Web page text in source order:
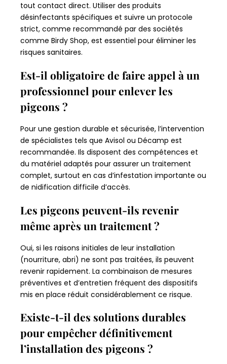
tout contact direct. Utiliser des produits
désinfectants spécifiques et suivre un protocole
strict, comme recommandé par des sociétés
comme Birdy Shop, est essentiel pour éliminer les
risques sanitaires.
Est-il obligatoire de faire appel à un
professionnel pour enlever les
pigeons ?
Pour une gestion durable et sécurisée, l’intervention
de spécialistes tels que Avisol ou Décamp est
recommandée. Ils disposent des compétences et
du matériel adaptés pour assurer un traitement
complet, surtout en cas d’infestation importante ou
de nidification difficile d’accès.
Les pigeons peuvent-ils revenir
même après un traitement ?
Oui, si les raisons initiales de leur installation
(nourriture, abri) ne sont pas traitées, ils peuvent
revenir rapidement. La combinaison de mesures
préventives et d’entretien fréquent des dispositifs
mis en place réduit considérablement ce risque.
Existe-t-il des solutions durables
pour empêcher définitivement
l’installation des pigeons ?